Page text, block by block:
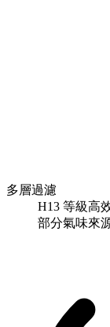
多層過濾
H13 等級高
部分氣味來源